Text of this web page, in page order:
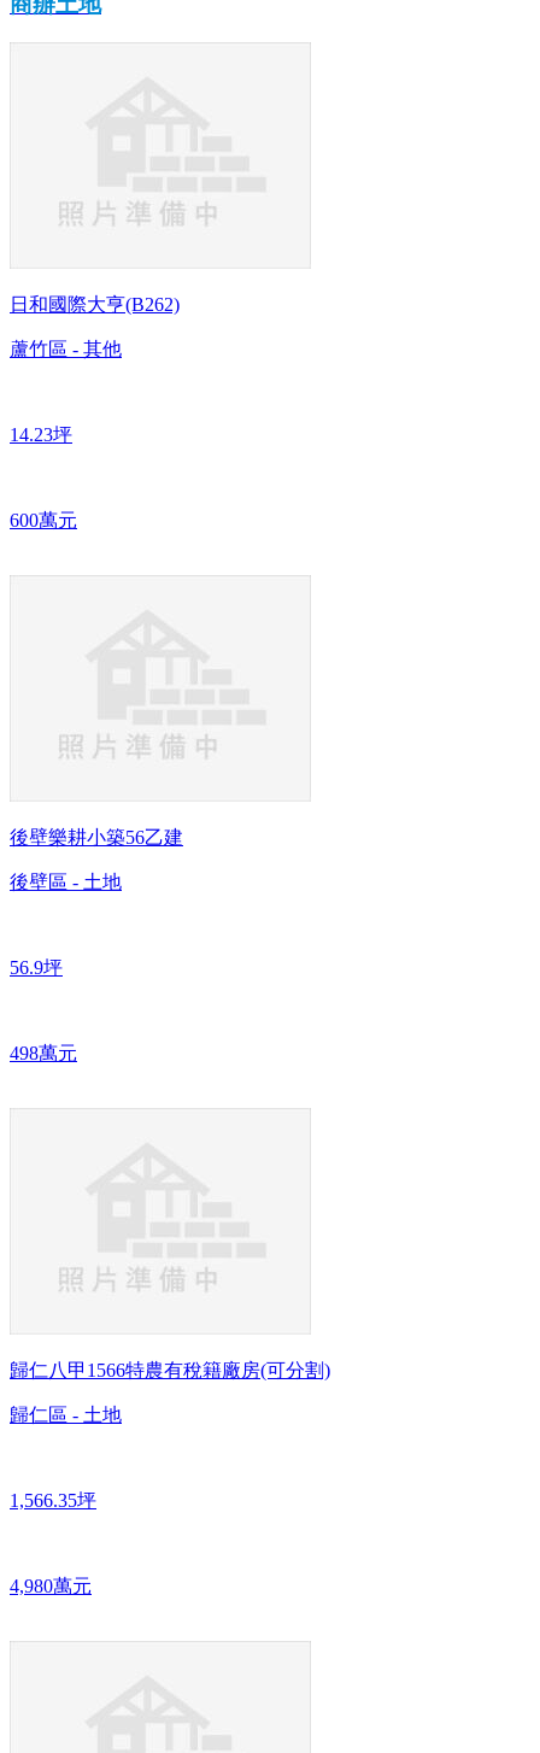
日和國際大亨(B262)
蘆竹區 - 其他
14.23坪
600萬元
後壁樂耕小築56乙建
後壁區 - 土地
56.9坪
498萬元
歸仁八甲1566特農有稅籍廠房(可分割)
歸仁區 - 土地
1,566.35坪
4,980萬元